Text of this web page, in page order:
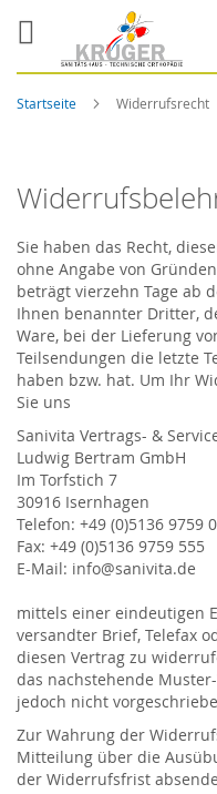
Startseite Widerrufsrecht
Sie haben das Recht,
ohne Angabe von
beträgt vierzehn Tage ab
Ihnen benannter Dritter,
Ware, bei der Lieferung
Teilsendungen die letzte
haben bzw. hat. Um Ihr
Sie uns
Sanivita Vertrags- &
Ludwig Bertram GmbH
Im Torfstich 7
30916 Isernhagen
Telefon: +49 (0)5136 9759 0
Fax: +49 (0)5136 9759 555
E-Mail: info@sanivita.de
mittels einer eindeutigen
versandter Brief, Telefax
diesen Vertrag zu
das nachstehende
jedoch nicht
Zur Wahrung der
Mitteilung über die
der Widerrufsfrist